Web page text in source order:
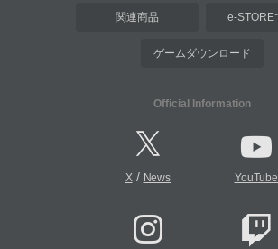
関連商品 e-STORE
ゲームダウンロード
Official Information
X/ News YouTube